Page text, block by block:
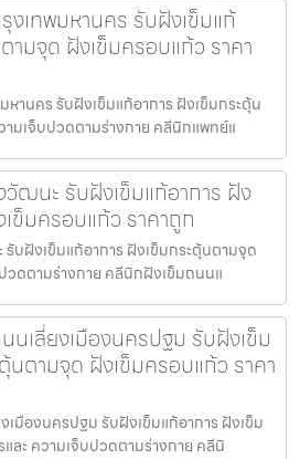
เทพมหานคร รับฝังเข็มแก้
ามจุด ฝังเข็มครอบแก้ว ราคา
านคร รับฝังเข็มแก้อาการ ฝังเข็มกระตุ้น
ามเจ็บปวดตามร่างกาย คลีนิกแพทย์แ
ฒนะ รับฝังเข็มแก้อาการ ฝัง
ข็มครอบแก้ว ราคาถูก
ฝังเข็มแก้อาการ ฝังเข็มกระตุ้นตามจุด
ปวดตามร่างกาย คลีนิกฝังเข็มถนนแ
เลี่ยงเมืองนครปฐม รับฝังเข็ม
นตามจุด ฝังเข็มครอบแก้ว ราคา
มืองนครปฐม รับฝังเข็มแก้อาการ ฝังเข็ม
ละ ความเจ็บปวดตามร่างกาย คลีนิ